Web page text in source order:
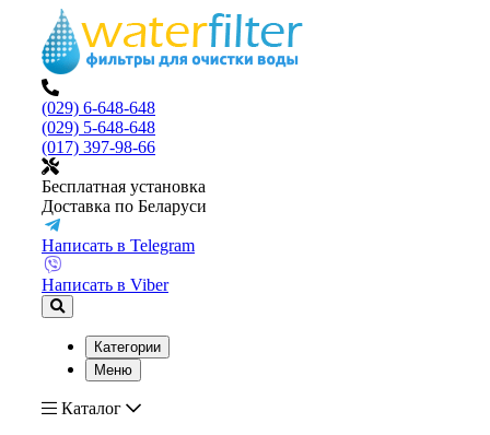
(029) 6-648-648
(029) 5-648-648
(017) 397-98-66
Бесплатная установка
Доставка по Беларуси
Написать в Telegram
Написать в Viber
Категории
Меню
Каталог